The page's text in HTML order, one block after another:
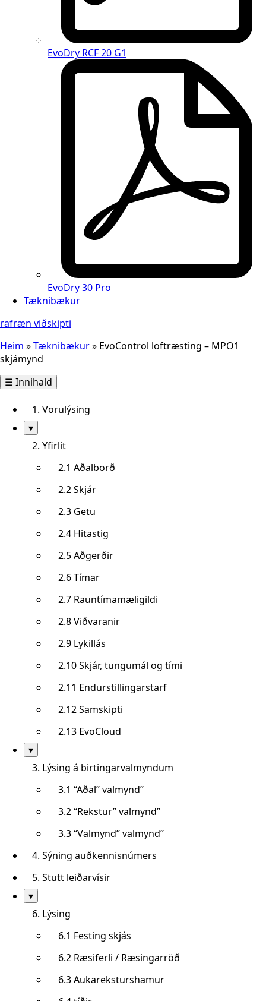
EvoDry RCF 20 G1
EvoDry 30 Pro
Tæknibækur
rafræn viðskipti
Heim »Tæknibækur» EvoControl loftræsting – MPO1
skjámynd
☰ Innihald
1. Vörulýsing
▾Sýna/fela
undirkafla
2. Yfirlit
2.1 Aðalborð
2.2 Skjár
2.3 Getu
2.4 Hitastig
2.5 Aðgerðir
2.6 Tímar
2.7 Rauntímamæligildi
2.8 Viðvaranir
2.9 Lykillás
2.10 Skjár, tungumál og tími
2.11 Endurstillingarstarf
2.12 Samskipti
2.13 EvoCloud
▾Sýna/fela
undirkafla
3. Lýsing á birtingarvalmyndum
3.1 “Aðal” valmynd”
3.2 “Rekstur” valmynd”
3.3 “Valmynd” valmynd”
4. Sýning auðkennisnúmers
5. Stutt leiðarvísir
▾Sýna/fela
undirkafla
6. Lýsing
6.1 Festing skjás
6.2 Ræsiferli / Ræsingarröð
6.3 Aukareksturshamur